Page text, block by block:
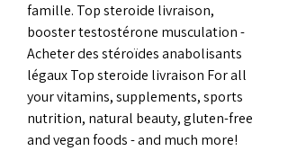
famille. Top steroide livraison,
booster testostérone musculation -
Acheter des stéroïdes anabolisants
légaux Top steroide livraison For all
your vitamins, supplements, sports
nutrition, natural beauty, gluten-free
and vegan foods - and much more!